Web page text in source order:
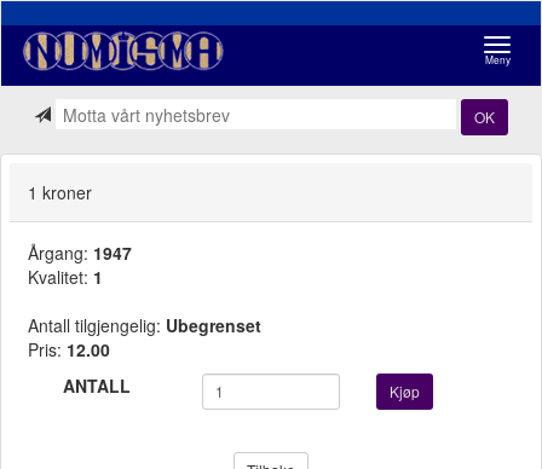
Meny
OK
1 kroner
Årgang: 1947
Kvalitet: 1
Antall tilgjengelig: Ubegrenset
Pris: 12.00
ANTALL
Kjøp